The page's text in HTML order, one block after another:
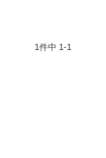
1件中 1-1